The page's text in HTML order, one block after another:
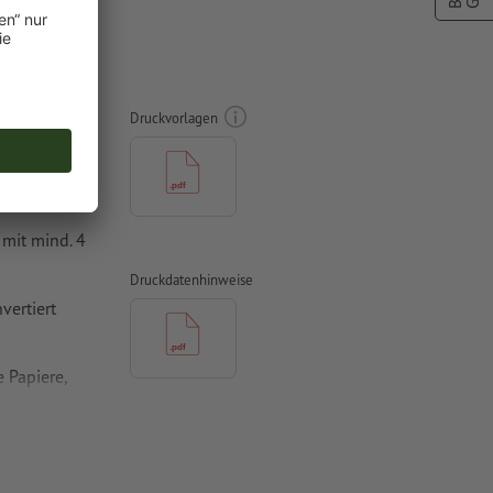
mind. 4
Papiere,
Druckvorlagen
Druckdatenhinweise